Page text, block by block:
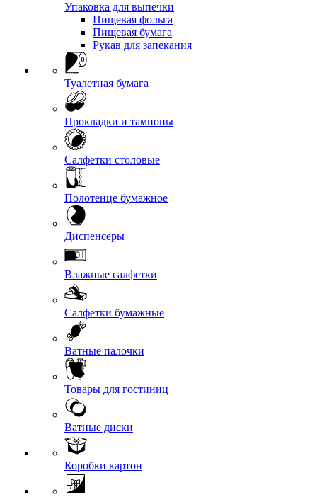
Упаковка для выпечки
Пищевая фольга
Пищевая бумага
Рукав для запекания
Туалетная бумага
Прокладки и тампоны
Салфетки столовые
Полотенце бумажное
Диспенсеры
Влажные салфетки
Салфетки бумажные
Ватные палочки
Товары для гостиниц
Ватные диски
Коробки картон